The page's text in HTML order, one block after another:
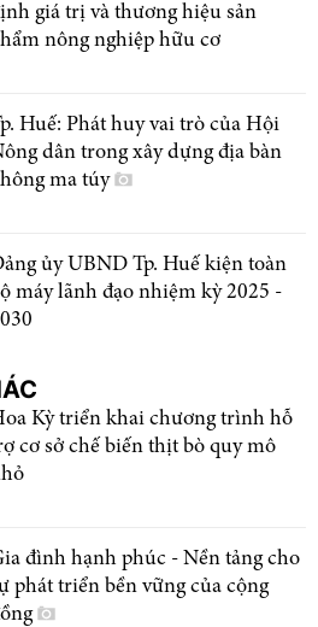
giá trị và thương hiệu sản
nông nghiệp hữu cơ
Huế: Phát huy vai trò của Hội
dân trong xây dựng địa bàn
ma túy
ủy UBND Tp. Huế kiện toàn
máy lãnh đạo nhiệm kỳ 2025 -
Kỳ triển khai chương trình hỗ
cơ sở chế biến thịt bò quy mô
đình hạnh phúc - Nền tảng cho
phát triển bền vững của cộng